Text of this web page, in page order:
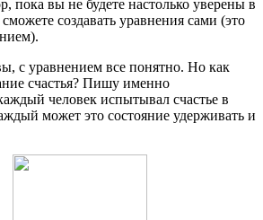
пока вы не будете настолько уверены в
создавать уравнения сами (это
с уравнением все понятно. Но как
счастья? Пишу именно
человек испытывал счастье в
может это состояние удерживать и